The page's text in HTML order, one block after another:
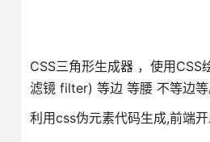
CSS三角形生成器 ，使用
滤镜 filter) 等边 等腰 不等边等
利用css伪元素代码生成,前端